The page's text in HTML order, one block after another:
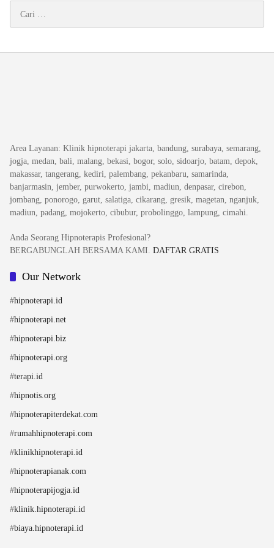
untuk:
Area Layanan: Klinik hipnoterapi jakarta, bandung, surabaya, semarang,
jogja, medan, bali, malang, bekasi, bogor, solo, sidoarjo, batam, depok,
makassar, tangerang, kediri, palembang, pekanbaru, samarinda,
banjarmasin, jember, purwokerto, jambi, madiun, denpasar, cirebon,
jombang, ponorogo, garut, salatiga, cikarang, gresik, magetan, nganjuk,
madiun, padang, mojokerto, cibubur, probolinggo, lampung, cimahi.
Anda Seorang Hipnoterapis Profesional?
BERGABUNGLAH BERSAMA KAMI. DAFTAR GRATIS
Our Network
#hipnoterapi.id
#hipnoterapi.net
#hipnoterapi.biz
#hipnoterapi.org
#terapi.id
#hipnotis.org
#hipnoterapiterdekat.com
#rumahhipnoterapi.com
#klinikhipnoterapi.id
#hipnoterapianak.com
#hipnoterapijogja.id
#klinik.hipnoterapi.id
#biaya.hipnoterapi.id